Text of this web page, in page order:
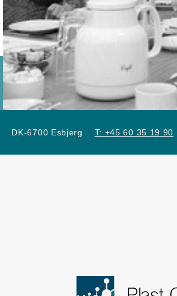
DK-6700 Esbjerg T: +45 60 35 19 90